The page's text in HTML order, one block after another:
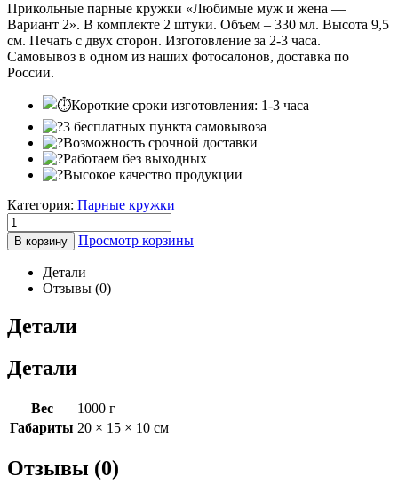
Прикольные парные кружки «Любимые муж и жена —
Вариант 2». В комплекте 2 штуки. Объем – 330 мл. Высота 9,5
см. Печать с двух сторон. Изготовление за 2-3 часа.
Самовывоз в одном из наших фотосалонов, доставка по
России.
Короткие сроки изготовления: 1-3 часа
3 бесплатных пункта самовывоза
Возможность срочной доставки
Работаем без выходных
Высокое качество продукции
Категория: Парные кружки
В корзину Просмотр корзины
Детали
Отзывы (0)
Детали
Детали
Вес
1000 г
Габариты 20 × 15 × 10 см
Отзывы (0)